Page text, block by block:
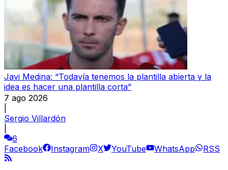
Javi Medina: “Todavía tenemos la plantilla abierta y la
idea es hacer una plantilla corta”
7 ago 2026
Sergio Villardón
6
Facebook
Instagram X YouTube WhatsApp RSS